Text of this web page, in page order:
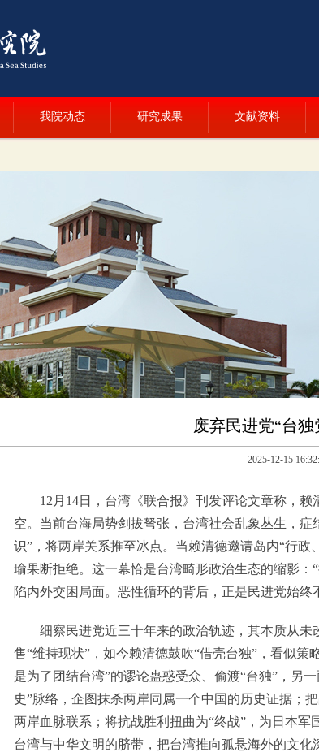
我院动态 研究成果 文献资料
废弃民进党“台
2025-12-15
12月14日，台湾《联合报》刊发评论文章称，赖
空。当前台海局势剑拔弩张，台湾社会乱象丛生，
识”，将两岸关系推至冰点。当赖清德邀请岛内“行政
瑜果断拒绝。这一幕恰是台湾畸形政治生态的缩影：
陷内外交困局面。恶性循环的背后，正是民进党始终
细察民进党近三十年来的政治轨迹，其本质从
售“维持现状”，如今赖清德鼓吹“借壳台独”，看似
是为了团结台湾”的谬论蛊惑受众、偷渡“台独”，另
史”脉络，企图抹杀两岸同属一个中国的历史证据；
两岸血脉联系；将抗战胜利扭曲为“终战”，为日本
台湾与中华文明的脐带，把台湾推向孤悬海外的文化